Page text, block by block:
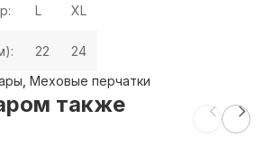
L XL
22
24
Меховые перчатки
также